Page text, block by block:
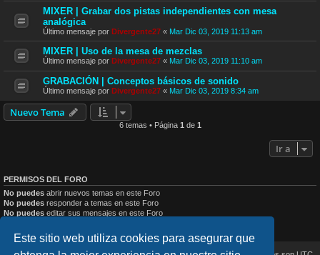
Este sitio web utiliza cookies para asegurar que
MIXER | Grabar dos pistas independientes con mesa
analógica
Último mensaje por Divergente27 « Mar Dic 03, 2019 11:13 am
MIXER | Uso de la mesa de mezclas
Último mensaje por Divergente27 « Mar Dic 03, 2019 11:10 am
GRABACIÓN | Conceptos básicos de sonido
Último mensaje por Divergente27 « Mar Dic 03, 2019 8:34 am
Nuevo Tema
6 temas • Página 1 de 1
Ir a
PERMISOS DEL FORO
No puedes abrir nuevos temas en este Foro
No puedes responder a temas en este Foro
No puedes editar sus mensajes en este Foro
No puedes
enviar adjuntos en este Foro